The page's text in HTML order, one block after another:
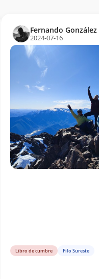
Fernando González
2024-07-16
Libro de cumbre Filo Sureste